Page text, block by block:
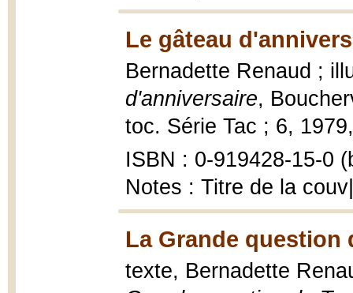
Le gâteau
Bernadette Renaud ;
d'anniversaire,
toc. Série Tac ; 6,
ISBN : 0-919428-15-0
Notes : Titre de la
La Grande question
texte, Bernadette